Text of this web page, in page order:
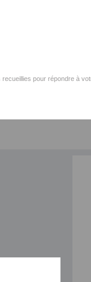
recueillies pour répondre à